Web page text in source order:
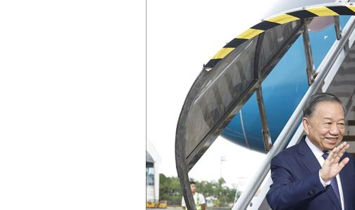
Các show khác
Các chương trình
khác